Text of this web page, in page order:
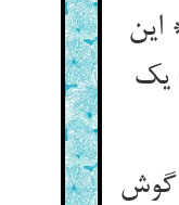
این
یک
گوش